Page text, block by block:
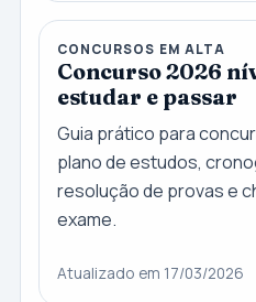
CONCURSOS EM ALTA
Concurso 2026
estudar e passar
Guia prático para
plano de estudos,
resolução de provas e
exame.
Atualizado em 17/03/2026